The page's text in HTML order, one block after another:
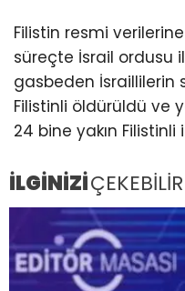
Filistin resmi
süreçte İsrail ordusu
gasbeden İsraillilerin
Filistinli öldürüldü ve
24 bine yakın Filistinli
İLGİNİZİÇEKEBİLİR